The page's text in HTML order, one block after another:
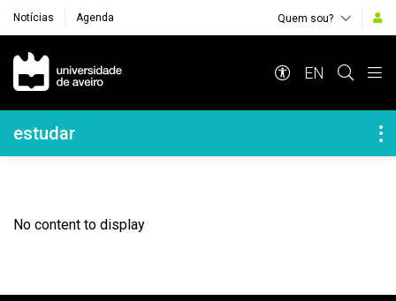
Notícias Agenda Quem sou?
Navegação Principal
EN
Navegação Lateral
estudar
No content to display